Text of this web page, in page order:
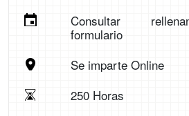
Consultar
formulario
Se imparte Online
250 Horas